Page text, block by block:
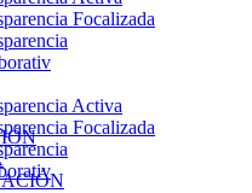
Focalizada
Activa
Focalizada